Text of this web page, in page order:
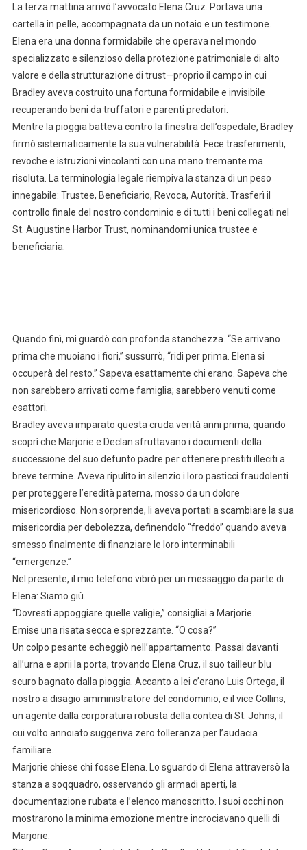
La terza mattina arrivò l’avvocato Elena Cruz. Portava una
cartella in pelle, accompagnata da un notaio e un testimone.
Elena era una donna formidabile che operava nel mondo
specializzato e silenzioso della protezione patrimoniale di alto
valore e della strutturazione di trust—proprio il campo in cui
Bradley aveva costruito una fortuna formidabile e invisibile
recuperando beni da truffatori e parenti predatori.
Mentre la pioggia batteva contro la finestra dell’ospedale, Bradley
firmò sistematicamente la sua vulnerabilità. Fece trasferimenti,
revoche e istruzioni vincolanti con una mano tremante ma
risoluta. La terminologia legale riempiva la stanza di un peso
innegabile: Trustee, Beneficiario, Revoca, Autorità. Trasferì il
controllo finale del nostro condominio e di tutti i beni collegati nel
St. Augustine Harbor Trust, nominandomi unica trustee e
beneficiaria.
Quando finì, mi guardò con profonda stanchezza. “Se arrivano
prima che muoiano i fiori,” sussurrò, “ridi per prima. Elena si
occuperà del resto.” Sapeva esattamente chi erano. Sapeva che
non sarebbero arrivati come famiglia; sarebbero venuti come
esattori.
Bradley aveva imparato questa cruda verità anni prima, quando
scoprì che Marjorie e Declan sfruttavano i documenti della
successione del suo defunto padre per ottenere prestiti illeciti a
breve termine. Aveva ripulito in silenzio i loro pasticci fraudolenti
per proteggere l’eredità paterna, mosso da un dolore
misericordioso. Non sorprende, li aveva portati a scambiare la sua
misericordia per debolezza, definendolo “freddo” quando aveva
smesso finalmente di finanziare le loro interminabili
“emergenze.”
Nel presente, il mio telefono vibrò per un messaggio da parte di
Elena: Siamo giù.
“Dovresti appoggiare quelle valigie,” consigliai a Marjorie.
Emise una risata secca e sprezzante. “O cosa?”
Un colpo pesante echeggiò nell’appartamento. Passai davanti
all’urna e aprii la porta, trovando Elena Cruz, il suo tailleur blu
scuro bagnato dalla pioggia. Accanto a lei c’erano Luis Ortega, il
nostro a disagio amministratore del condominio, e il vice Collins,
un agente dalla corporatura robusta della contea di St. Johns, il
cui volto annoiato suggeriva zero tolleranza per l’audacia
familiare.
Marjorie chiese chi fosse Elena. Lo sguardo di Elena attraversò la
stanza a soqquadro, osservando gli armadi aperti, la
documentazione rubata e l’elenco manoscritto. I suoi occhi non
mostrarono la minima emozione mentre incrociavano quelli di
Marjorie.